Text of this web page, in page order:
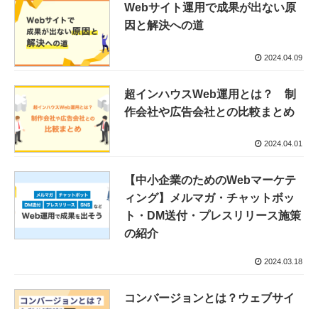
Webサイト運用で成果が出ない原
因と解決への道
2024.04.09
超インハウスWeb運用とは？ 制
作会社や広告会社との比較まとめ
2024.04.01
【中小企業のためのWebマーケテ
ィング】メルマガ・チャットボッ
ト・DM送付・プレスリリース施策
の紹介
2024.03.18
コンバージョンとは？ウェブサイ